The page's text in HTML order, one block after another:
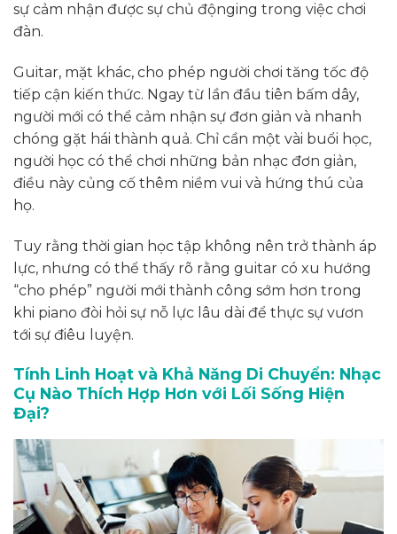
sự cảm nhận được sự chủ độnging trong việc chơi
đàn.
Guitar, mặt khác, cho phép người chơi tăng tốc độ
tiếp cận kiến thức. Ngay từ lần đầu tiên bấm dây,
người mới có thể cảm nhận sự đơn giản và nhanh
chóng gặt hái thành quả. Chỉ cần một vài buổi học,
người học có thể chơi những bản nhạc đơn giản,
điều này củng cố thêm niềm vui và hứng thú của
họ.
Tuy rằng thời gian học tập không nên trở thành áp
lực, nhưng có thể thấy rõ rằng guitar có xu hướng
“cho phép” người mới thành công sớm hơn trong
khi piano đòi hỏi sự nỗ lực lâu dài để thực sự vươn
tới sự điêu luyện.
Tính Linh Hoạt và Khả Năng Di Chuyển: Nhạc
Cụ Nào Thích Hợp Hơn với Lối Sống Hiện
Đại?